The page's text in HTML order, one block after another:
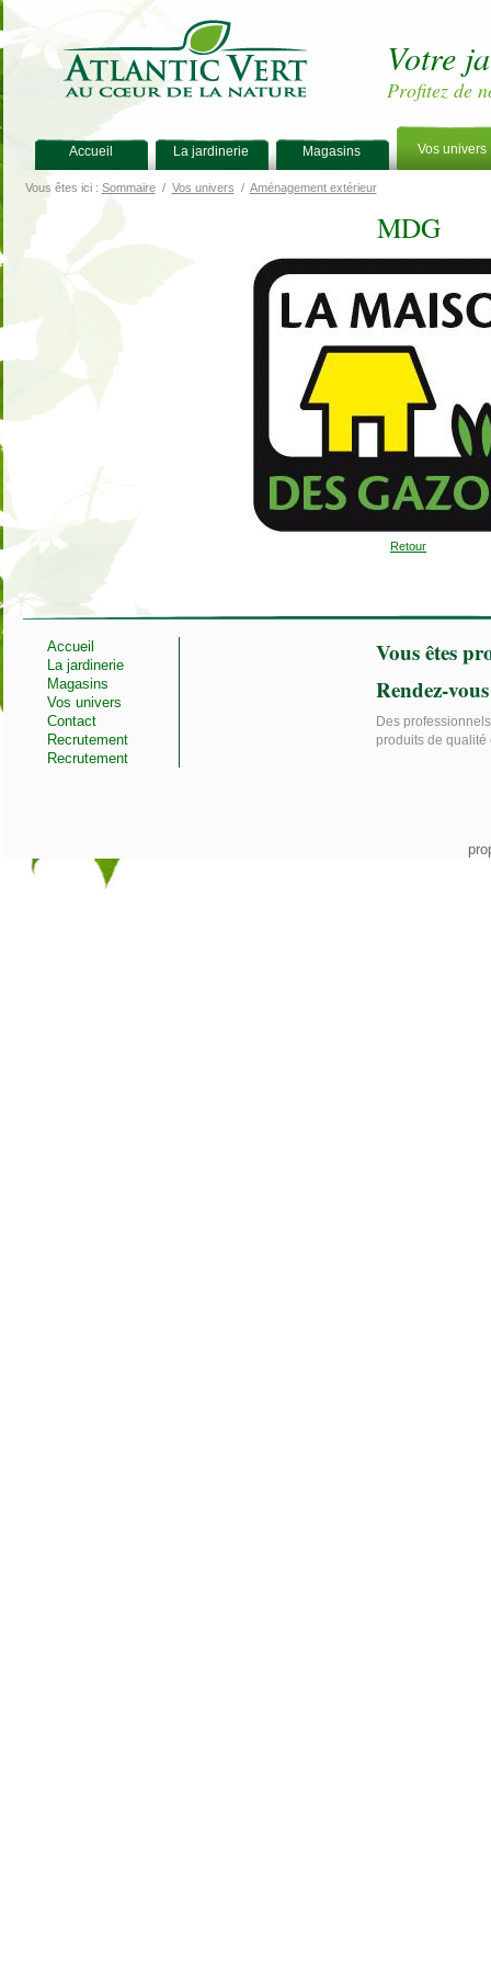
Votre
Profitez de
Accueil La jardinerie Magasins Vos univers
Vous êtes ici : Sommaire/ Vos univers / Aménagement extérieur
MDG
Retour
Accueil
La jardinerie
Magasins
Vos univers
Contact
Recrutement
Recrutement
Vous êtes
Rendez-
Des
produits de qualité